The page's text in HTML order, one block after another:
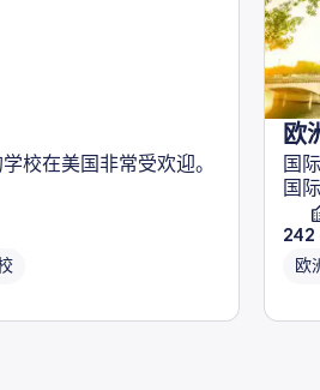
校在美国非常受欢迎。
欧
国
国
242
欧